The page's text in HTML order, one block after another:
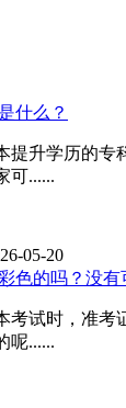
什么？
提升学历的
可......
05-20
色的吗？没有
试时，准
呢......